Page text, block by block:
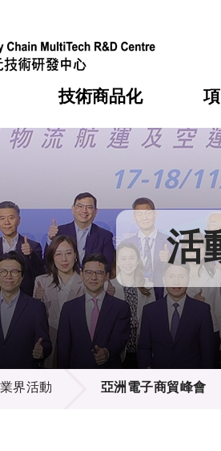
機構簡介
組織架構
組織架構
董事局
研究顧問
招標通告
技術商品化
服務
可獲授權之技術
應用於公共服務之創新技術
重點項目
合作計劃
資助計劃
資助計劃
稅務優惠
申請
評審
徵求研發項目計劃書
項目資料庫
活動
獎項
新聞中心
媒體報導
新聞稿
資訊中心
多媒體
出版刊物
會籍及服務
會員列表
會員登入 活
業界活動 亞洲電子商貿峰會